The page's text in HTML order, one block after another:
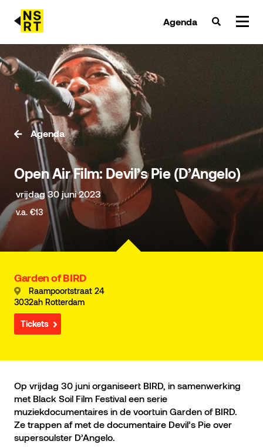
Agenda
agenda & tickets
nieuws
team
over NSRT
partners
Open Air Film: Devil’s Pie (D’Angelo)
vrijdag 30 juni 2023
v.a. €13
Agenda
Garden of BIRD
Raampoortstraat 24
3032ah Rotterdam
Tickets
Op vrijdag 30 juni organiseert BIRD, in samenwerking
met Black Soil Film Festival een serie
muziekdocumentaires in de voortuin Garden of BIRD.
Ze trappen af met de documentaire Devil’s Pie over
supersoulster D’Angelo.